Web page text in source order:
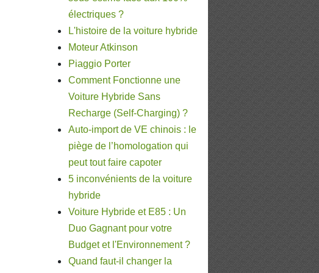
électriques ?
L'histoire de la voiture hybride
Moteur Atkinson
Piaggio Porter
Comment Fonctionne une
Voiture Hybride Sans
Recharge (Self-Charging) ?
Auto-import de VE chinois : le
piège de l’homologation qui
peut tout faire capoter
5 inconvénients de la voiture
hybride
Voiture Hybride et E85 : Un
Duo Gagnant pour votre
Budget et l'Environnement ?
Quand faut-il changer la